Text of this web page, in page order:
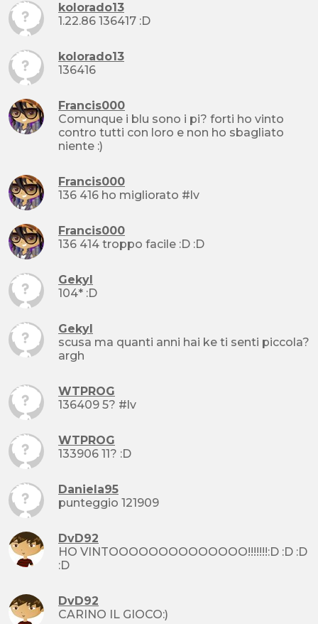
kolorado13
1.22.86 136417 :D
kolorado13
136416
Francis000
Comunque i blu sono i pi? forti ho vinto
contro tutti con loro e non ho sbagliato
niente :)
Francis000
136 416 ho migliorato #lv
Francis000
136 414 troppo facile :D :D
Gekyl
104* :D
Gekyl
scusa ma quanti anni hai ke ti senti piccola?
argh
WTPROG
136409 5? #lv
WTPROG
133906 11? :D
Daniela95
punteggio 121909
DvD92
HO VINTOOOOOOOOOOOOOO!!!!!!!:D :D :D
:D
DvD92
CARINO IL GIOCO:)